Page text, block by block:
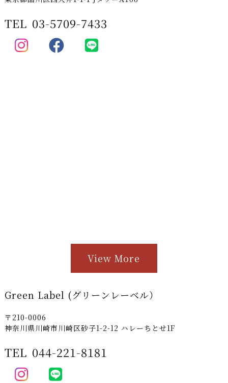
TEL 03-5709-7433
View More
Green Label (グリーンレーベル）
〒210-0006
神奈川県川崎市川崎区砂子1-2-12 ハレーちとせ1F
TEL 044-221-8181